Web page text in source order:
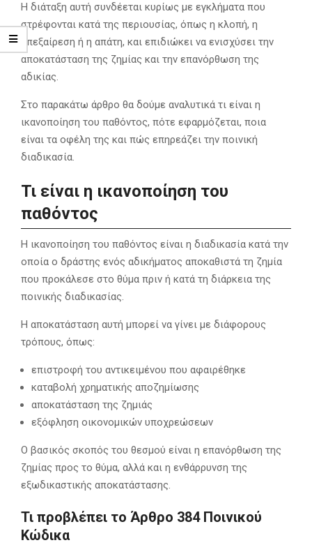
Η διάταξη αυτή συνδέεται κυρίως με εγκλήματα που
στρέφονται κατά της περιουσίας, όπως η κλοπή, η
υπεξαίρεση ή η απάτη, και επιδιώκει να ενισχύσει την
αποκατάσταση της ζημίας και την επανόρθωση της
αδικίας.
Στο παρακάτω άρθρο θα δούμε αναλυτικά τι είναι η
ικανοποίηση του παθόντος, πότε εφαρμόζεται, ποια
είναι τα οφέλη της και πώς επηρεάζει την ποινική
διαδικασία.
Τι είναι η ικανοποίηση του
παθόντος
Η ικανοποίηση του παθόντος είναι η διαδικασία κατά την
οποία ο δράστης ενός αδικήματος αποκαθιστά τη ζημία
που προκάλεσε στο θύμα πριν ή κατά τη διάρκεια της
ποινικής διαδικασίας.
Η αποκατάσταση αυτή μπορεί να γίνει με διάφορους
τρόπους, όπως:
επιστροφή του αντικειμένου που αφαιρέθηκε
καταβολή χρηματικής αποζημίωσης
αποκατάσταση της ζημιάς
εξόφληση οικονομικών υποχρεώσεων
Ο βασικός σκοπός του θεσμού είναι η επανόρθωση της
ζημίας προς το θύμα, αλλά και η ενθάρρυνση της
εξωδικαστικής αποκατάστασης.
Τι προβλέπει το Άρθρο 384 Ποινικού
Κώδικα